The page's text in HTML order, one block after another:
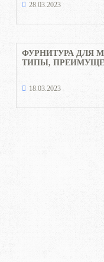
28.03.2023
ФУРНИТУРА ДЛЯ
ТИПЫ,
18.03.2023